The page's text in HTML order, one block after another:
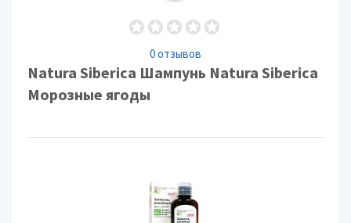
0 отзывов
Natura Siberica Шампунь Natura Siberica
Морозные ягоды